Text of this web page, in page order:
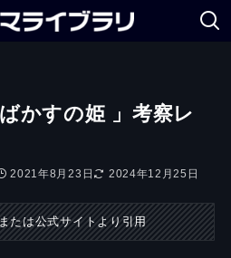
ばかすの姫 」考察レ
2021年8月23日 2024年12月25日
たは公式サイトより引用